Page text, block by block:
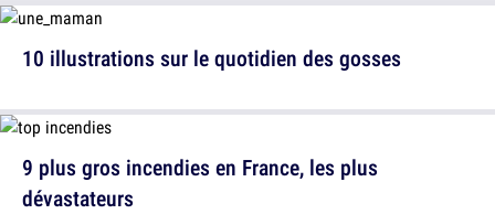
10 illustrations sur le quotidien des gosses
9 plus gros incendies en France, les plus
dévastateurs